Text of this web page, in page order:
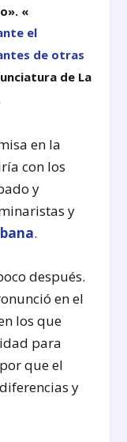
«
el
de otras
de La
en la
con los
y
y
.
después.
en el
los que
para
que el
y